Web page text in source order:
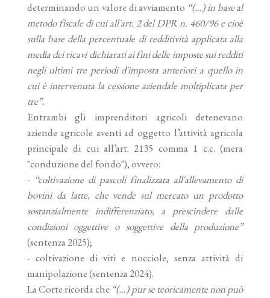
determinando un valore di avviamento “(…) in base al
metodo fiscale di cui all'art. 2 del DPR n. 460/96 e cioè
sulla base della percentuale di redditività applicata alla
media dei ricavi dichiarati ai fini delle imposte sui redditi
negli ultimi tre periodi d'imposta anteriori a quello in
cui è intervenuta la cessione aziendale moltiplicata per
tre”.
Entrambi gli imprenditori agricoli detenevano
aziende agricole aventi ad oggetto l’attività agricola
principale di cui all’art. 2135 comma 1 c.c. (mera
"conduzione del fondo"), ovvero:
- “coltivazione di pascoli finalizzata all'allevamento di
bovini da latte, che vende sul mercato un prodotto
sostanzialmente indifferenziato, a prescindere dalle
condizioni oggettive o soggettive della produzione”
(sentenza 2025);
- coltivazione di viti e nocciole, senza attività di
manipolazione (sentenza 2024).
La Corte ricorda che “(…) pur se teoricamente non può